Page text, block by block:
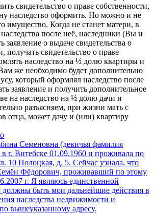
свидетельство о праве собственности,
наследство оформить. Но можно и не
имущество. Когда не станет матери, в
после неё, наследники (Вы и
заявление о выдаче свидетельства о
получать свидетельство о праве
наследство на ½ долю квартиры и
же необходимо будет дополнительно
который оформлял наследство после
заявление и получить дополнительное
на наследство на ½ долю дачи и
разъясняем, при жизни мать с
отца, может дачу и (или) квартиру
Семеновна (девичья фамилия
в г. Витебске 01.09.1960 и проживала по
10 Полоцкая, д. 5. Сейчас узнала, что
Фёдорович, проживавший по этому
г. Я являюсь единственной
должны быть мои дальнейшие действия в
наследства недвижимости и
вышеуказанному адресу.